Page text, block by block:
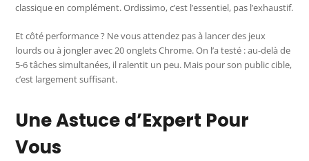
classique en complément. Ordissimo, c’est l’essentiel, pas l’exhaustif.
Et côté performance ? Ne vous attendez pas à lancer des jeux
lourds ou à jongler avec 20 onglets Chrome. On l’a testé : au-delà de
5-6 tâches simultanées, il ralentit un peu. Mais pour son public cible,
c’est largement suffisant.
Une Astuce d’Expert Pour
Vous